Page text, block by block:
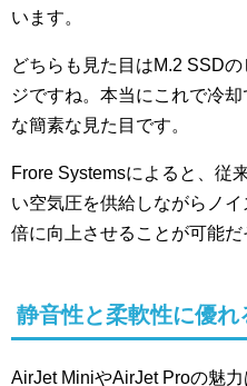
います。
どちらも見た目はM.2 SSD
ジですね。本当にこれで冷
な簡素な見た目です。
Frore Systemsによると、従
い空気圧を供給しながらノ
倍に向上させることが可能だ
静音性と柔軟性に優れ
AirJet MiniやAirJet Proの魅